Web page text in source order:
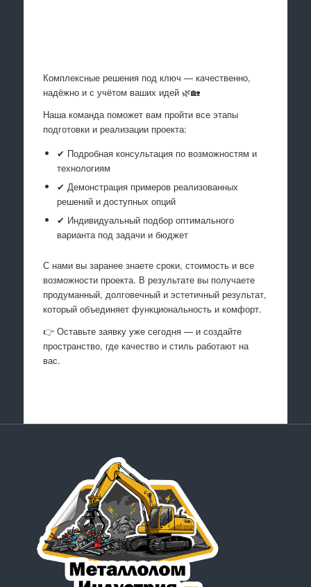
Комплексные решения под ключ — качественно,
надёжно и с учётом ваших идей 🌿🏡
Наша команда поможет вам пройти все этапы
подготовки и реализации проекта:
✔ Подробная консультация по возможностям и
технологиям
✔ Демонстрация примеров реализованных
решений и доступных опций
✔ Индивидуальный подбор оптимального
варианта под задачи и бюджет
С нами вы заранее знаете сроки, стоимость и все
возможности проекта. В результате вы получаете
продуманный, долговечный и эстетичный результат,
который объединяет функциональность и комфорт.
👉 Оставьте заявку уже сегодня — и создайте
пространство, где качество и стиль работают на
вас.